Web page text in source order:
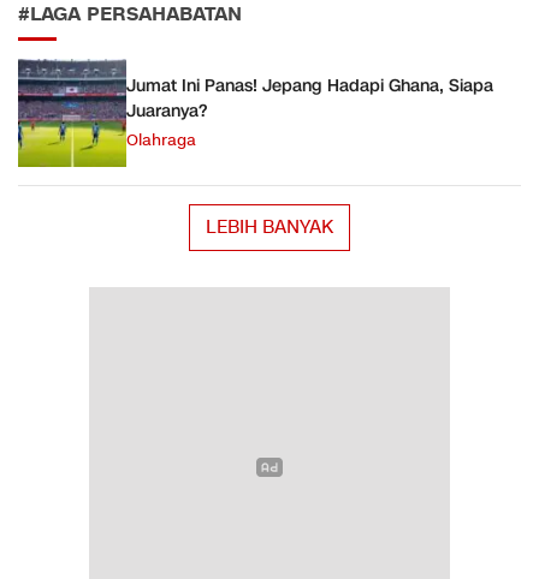
#LAGA PERSAHABATAN
Jumat Ini Panas! Jepang Hadapi Ghana, Siapa
Juaranya?
Olahraga
LEBIH BANYAK